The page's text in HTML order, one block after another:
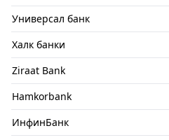
Универсал банк
Халк банки
Ziraat Bank
Hamkorbank
ИнфинБанк